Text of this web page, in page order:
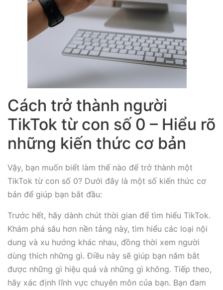
Cách trở thành người
TikTok từ con số 0 – Hiểu rõ
những kiến thức cơ bản
Vậy, bạn muốn biết làm thế nào để trở thành một
TikTok từ con số 0? Dưới đây là một số kiến thức cơ
bản để giúp bạn bắt đầu:
Trước hết, hãy dành chút thời gian để tìm hiểu TikTok.
Khám phá sâu hơn nền tảng này, tìm hiểu các loại nội
dung và xu hướng khác nhau, đồng thời xem người
dùng thích những gì. Điều này sẽ giúp bạn nắm bắt
được những gì hiệu quả và những gì không. Tiếp theo,
hãy xác định lĩnh vực chuyên môn của bạn. Bạn đam